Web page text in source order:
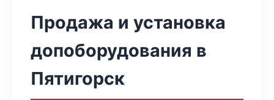
Продажа и установка
допоборудования в
Пятигорск